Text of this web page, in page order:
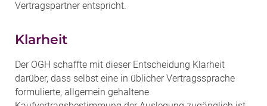
Vertragspartner entspricht.
Klarheit
Der OGH schaffte mit dieser Entscheidung Klarheit
darüber, dass selbst eine in üblicher Vertragssprache
formulierte, allgemein gehaltene